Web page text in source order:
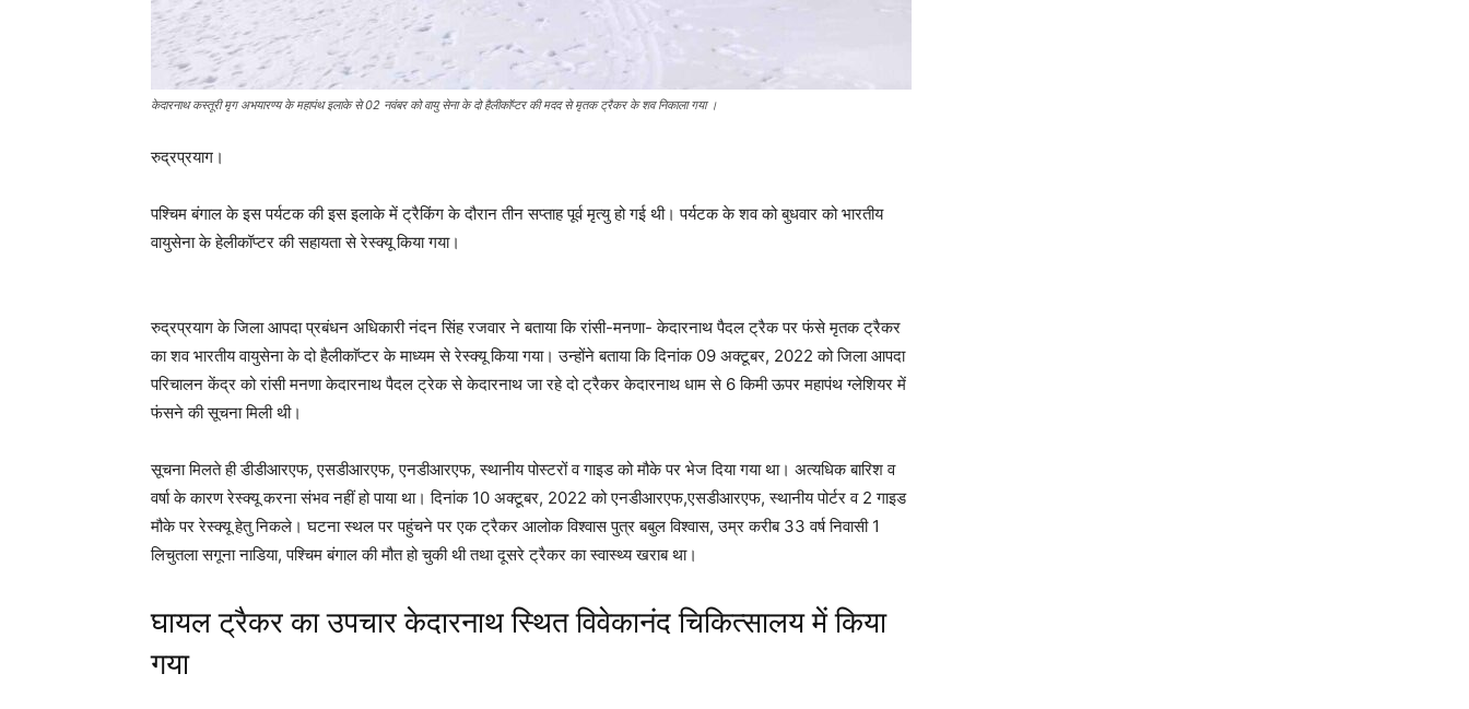
केदारनाथ कस्तूरी मृग अभयारण्य के महापंथ इलाके से 02 नवंबर को वायु सेना के दो हैलीकाॅप्टर की मदद से मृतक ट्रैकर के शव निकाला गया ।
रुद्रप्रयाग।
पश्चिम बंगाल के इस पर्यटक की इस इलाके में ट्रैकिंग के दौरान तीन सप्ताह पूर्व मृत्यु हो गई थी। पर्यटक के शव को बुधवार को भारतीय
वायुसेना के हेलीकॉप्टर की सहायता से रेस्क्यू किया गया।
रुद्रप्रयाग के जिला आपदा प्रबंधन अधिकारी नंदन सिंह रजवार ने बताया कि रांसी-मनणा- केदारनाथ पैदल ट्रैक पर फंसे मृतक ट्रैकर
का शव भारतीय वायुसेना के दो हैलीकाॅप्टर के माध्यम से रेस्क्यू किया गया। उन्होंने बताया कि दिनांक 09 अक्टूबर, 2022 को जिला आपदा
परिचालन केंद्र को रांसी मनणा केदारनाथ पैदल ट्रेक से केदारनाथ जा रहे दो ट्रैकर केदारनाथ धाम से 6 किमी ऊपर महापंथ ग्लेशियर में
फंसने की सूचना मिली थी।
सूचना मिलते ही डीडीआरएफ, एसडीआरएफ, एनडीआरएफ, स्थानीय पोस्टरों व गाइड को मौके पर भेज दिया गया था। अत्यधिक बारिश व
वर्षा के कारण रेस्क्यू करना संभव नहीं हो पाया था। दिनांक 10 अक्टूबर, 2022 को एनडीआरएफ,एसडीआरएफ, स्थानीय पोर्टर व 2 गाइड
मौके पर रेस्क्यू हेतु निकले। घटना स्थल पर पहुंचने पर एक ट्रैकर आलोक विश्वास पुत्र बबुल विश्वास, उम्र करीब 33 वर्ष निवासी 1
लिचुतला सगूना नाडिया, पश्चिम बंगाल की मौत हो चुकी थी तथा दूसरे ट्रैकर का स्वास्थ्य खराब था।
घायल ट्रैकर का उपचार केदारनाथ स्थित विवेकानंद चिकित्सालय में किया
गया